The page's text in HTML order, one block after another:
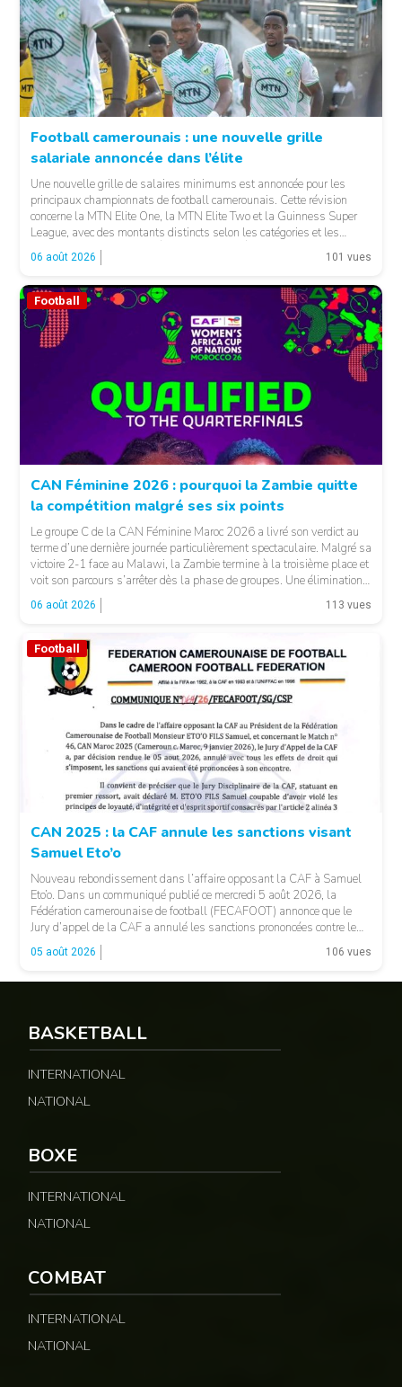
Football camerounais : une nouvelle grille
salariale annoncée dans l’élite
Une nouvelle grille de salaires minimums est annoncée pour les
principaux championnats de football camerounais. Cette révision
concerne la MTN Elite One, la MTN Elite Two et la Guinness Super
League, avec des montants distincts selon les catégories et les
fonctions. LA SUITE APRÈS LA PUBLICITÉ Selon les informations
relayées par Allez Les Lions, […]
06 août 2026 101 vues
Football
CAN Féminine 2026 : pourquoi la Zambie quitte
la compétition malgré ses six points
Le groupe C de la CAN Féminine Maroc 2026 a livré son verdict au
terme d’une dernière journée particulièrement spectaculaire. Malgré sa
victoire 2-1 face au Malawi, la Zambie termine à la troisième place et
voit son parcours s’arrêter dès la phase de groupes. Une élimination
qui peut surprendre au regard du classement général : […]
06 août 2026 113 vues
Football
CAN 2025 : la CAF annule les sanctions visant
Samuel Eto’o
Nouveau rebondissement dans l’affaire opposant la CAF à Samuel
Eto’o. Dans un communiqué publié ce mercredi 5 août 2026, la
Fédération camerounaise de football (FECAFOOT) annonce que le
Jury d’appel de la CAF a annulé les sanctions prononcées contre le
président de la fédération camerounaise. Le dossier concernait les
incidents survenus lors du match Cameroun-Maroc […]
05 août 2026 106 vues
BASKETBALL
INTERNATIONAL
NATIONAL
BOXE
INTERNATIONAL
NATIONAL
COMBAT
INTERNATIONAL
NATIONAL